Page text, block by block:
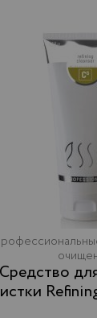
Средство для глубокой